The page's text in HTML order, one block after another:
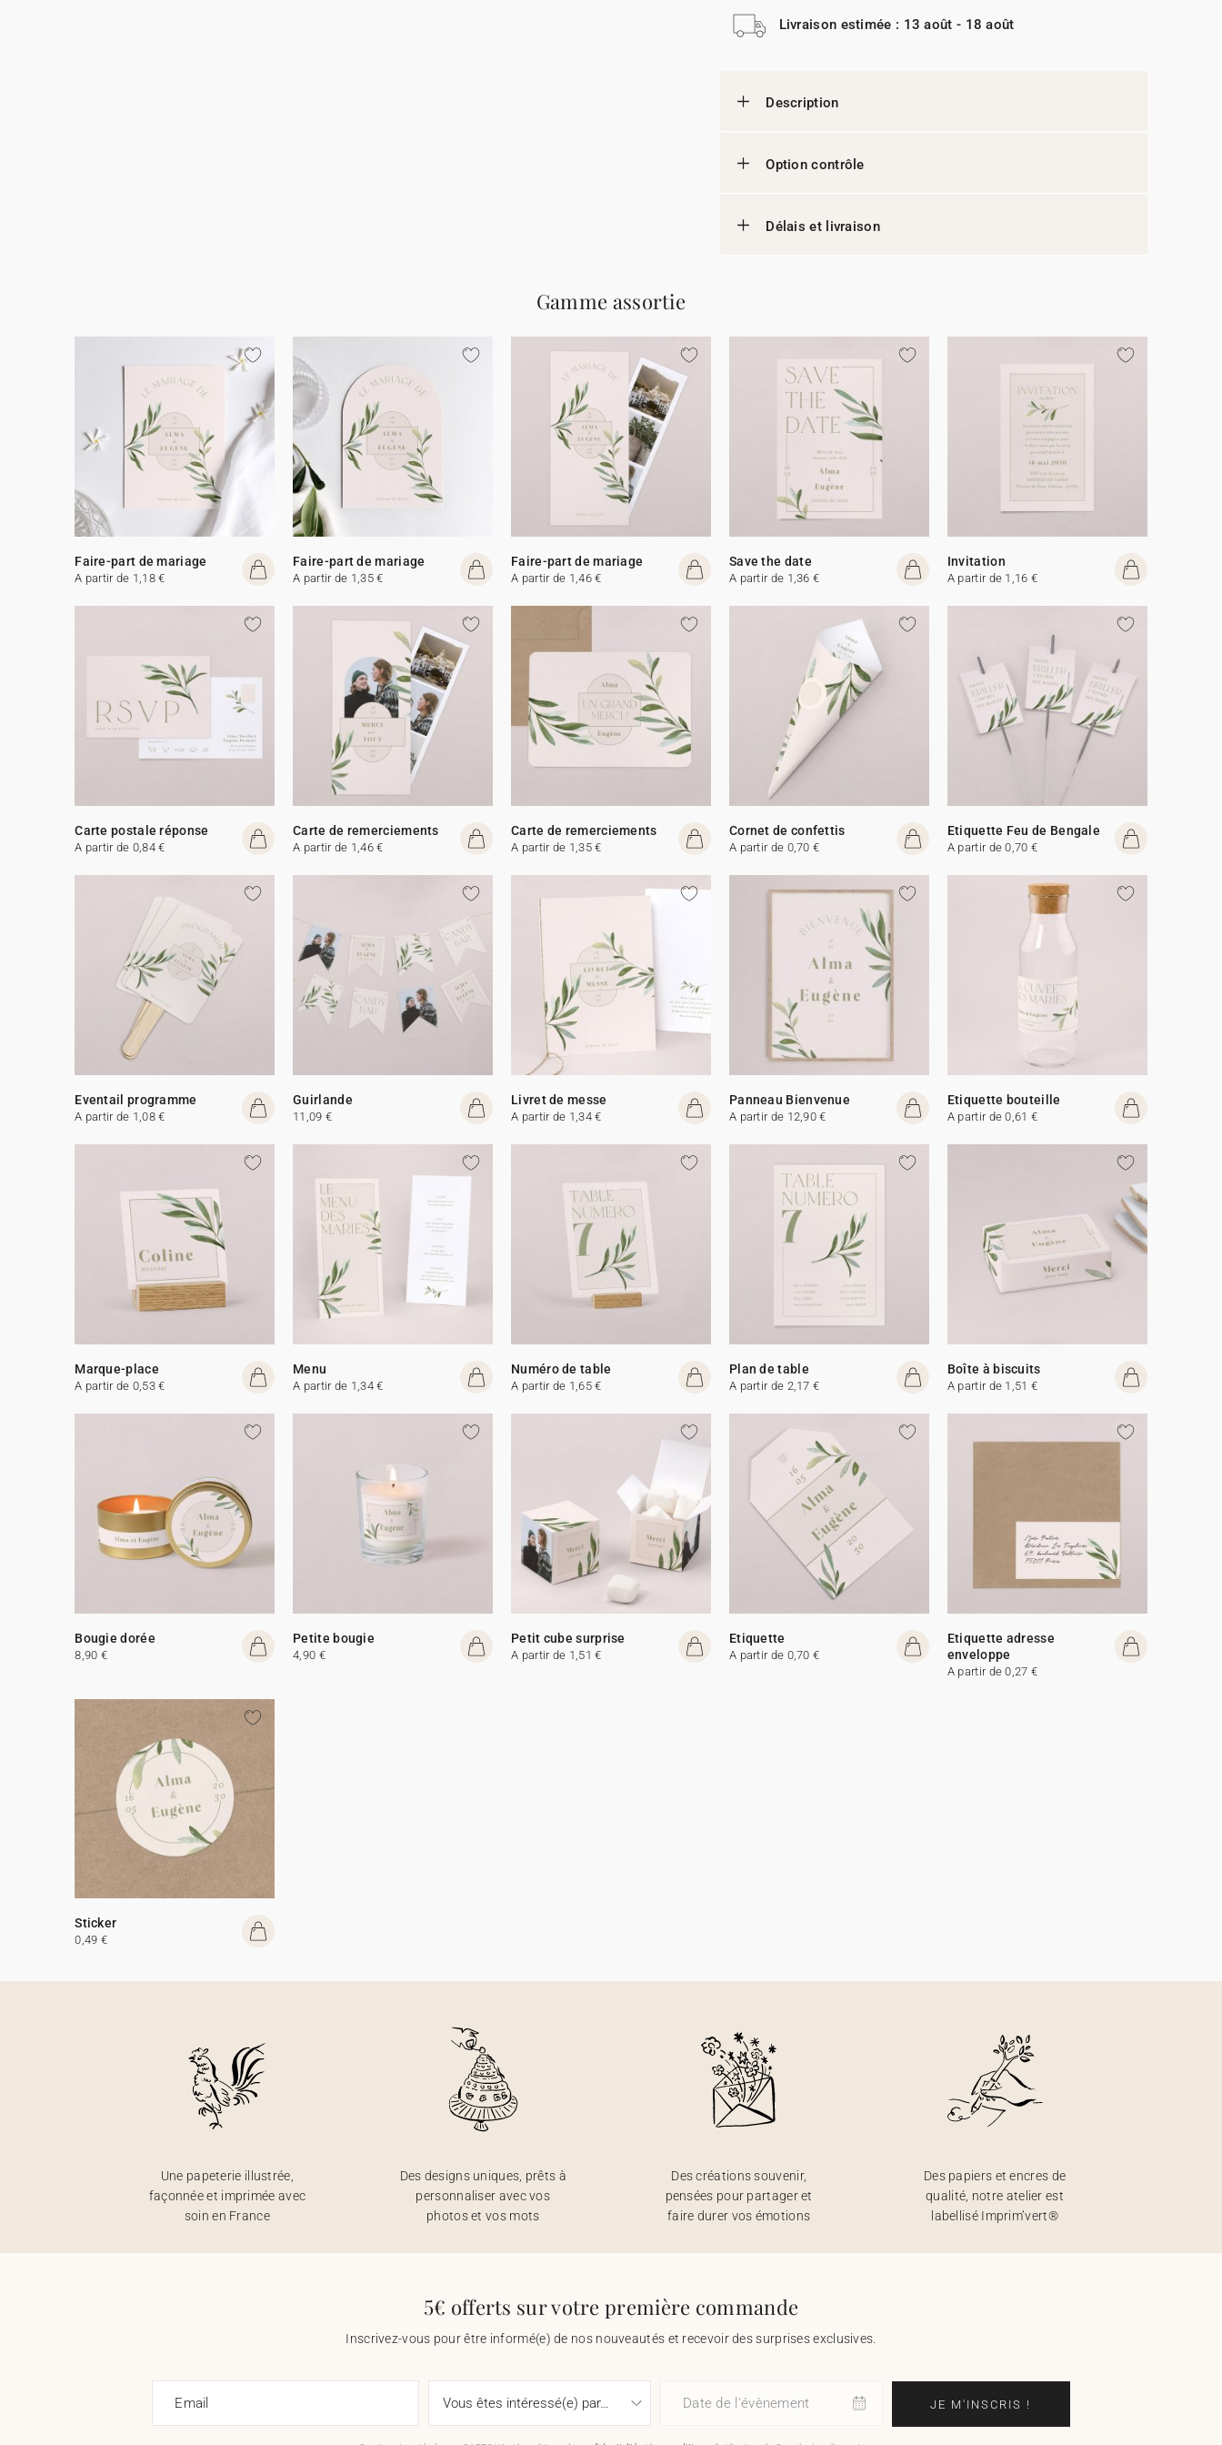
Livraison estimée : 13 août - 18 août
Description
Option contrôle
Délais et livraison
Gamme assortie
Faire-part de mariage
A partir de 1,18 €
Faire-part de mariage
A partir de 1,35 €
Faire-part de mariage
A partir de 1,46 €
Save the date
A partir de 1,36 €
Invitation
A partir de 1,16 €
Carte postale réponse
A partir de 0,84 €
Carte de remerciements
A partir de 1,46 €
Carte de remerciements
A partir de 1,35 €
Cornet de confettis
A partir de 0,70 €
Etiquette Feu de Bengale
A partir de 0,70 €
Eventail programme
A partir de 1,08 €
Guirlande
11,09 €
Livret de messe
A partir de 1,34 €
Panneau Bienvenue
A partir de 12,90 €
Etiquette bouteille
A partir de 0,61 €
Marque-place
A partir de 0,53 €
Menu
A partir de 1,34 €
Numéro de table
A partir de 1,65 €
Plan de table
A partir de 2,17 €
Boîte à biscuits
A partir de 1,51 €
Bougie dorée
8,90 €
Petite bougie
4,90 €
Petit cube surprise
A partir de 1,51 €
Etiquette
A partir de 0,70 €
Etiquette adresse
enveloppe
A partir de 0,27 €
Sticker
0,49 €
Une papeterie illustrée,
façonnée et imprimée avec
soin en France
Des designs uniques, prêts à
personnaliser avec vos
photos et vos mots
Des créations souvenir,
pensées pour partager et
faire durer vos émotions
Des papiers et encres de
qualité, notre atelier est
labellisé Imprim’vert®
5€ offerts sur votre première commande
Inscrivez-vous pour être informé(e) de nos nouveautés et recevoir des surprises exclusives.
Email Date de l'évènement JE M'INSCRIS !